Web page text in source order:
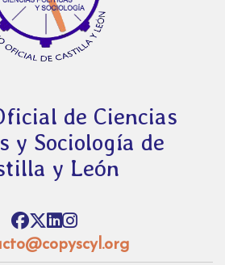
de Ciencias
y Sociología de
y León